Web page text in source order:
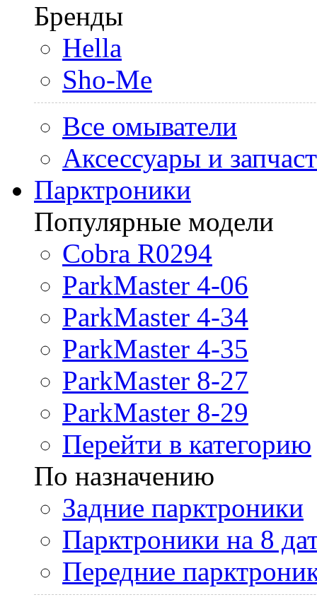
Бренды
Hella
Sho-Me
Все омыватели
Аксессуары и
Парктроники
Популярные модели
Cobra R0294
ParkMaster 4-06
ParkMaster 4-34
ParkMaster 4-35
ParkMaster 8-27
ParkMaster 8-29
Перейти в категорию
По назначению
Задние парктроники
Парктроники на 8
Передние